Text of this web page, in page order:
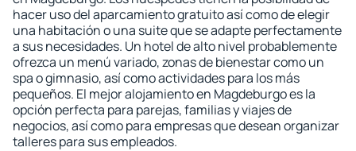
hacer uso del aparcamiento gratuito así como de elegir
una habitación o una suite que se adapte perfectamente
a sus necesidades. Un hotel de alto nivel probablemente
ofrezca un menú variado, zonas de bienestar como un
spa o gimnasio, así como actividades para los más
pequeños. El mejor alojamiento en Magdeburgo es la
opción perfecta para parejas, familias y viajes de
negocios, así como para empresas que desean organizar
talleres para sus empleados.